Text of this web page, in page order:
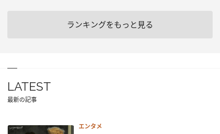
ランキングをもっと見る
LATEST
最新の記事
エンタメ